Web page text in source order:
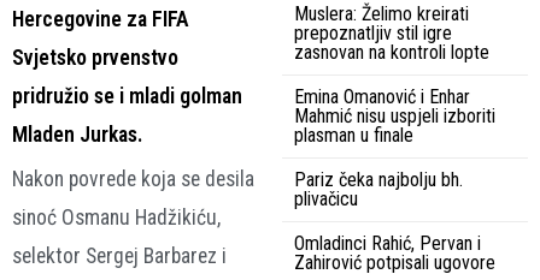
Hercegovine za FIFA
Svjetsko prvenstvo
pridružio se i mladi golman
Mladen Jurkas.
Nakon povrede koja se desila
sinoć Osmanu Hadžikiću,
selektor Sergej Barbarez i
Muslera: Želimo kreirati
prepoznatljiv stil igre
zasnovan na kontroli lopte
Emina Omanović i Enhar
Mahmić nisu uspjeli izboriti
plasman u finale
Pariz čeka najbolju bh.
plivačicu
Omladinci Rahić, Pervan i
Zahirović potpisali ugovore